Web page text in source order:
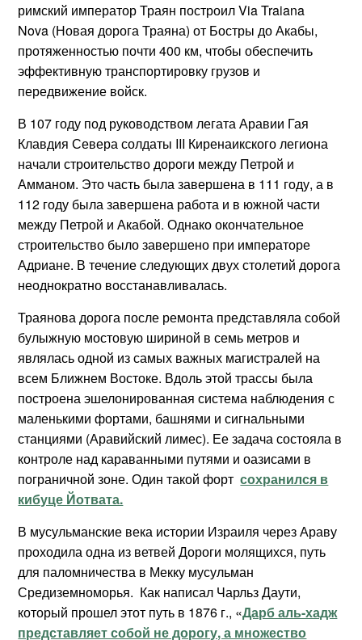
римский император Траян построил Via Traiana
Nova (Новая дорога Траяна) от Бостры до Акабы,
протяженностью почти 400 км, чтобы обеспечить
эффективную транспортировку грузов и
передвижение войск.
В 107 году под руководством легата Аравии Гая
Клавдия Севера солдаты III Киренаикского легиона
начали строительство дороги между Петрой и
Амманом. Это часть была завершена в 111 году, а в
112 году была завершена работа и в южной части
между Петрой и Акабой. Однако окончательное
строительство было завершено при императоре
Адриане. В течение следующих двух столетий дорога
неоднократно восстанавливалась.
Траянова дорога после ремонта представляла собой
булыжную мостовую шириной в семь метров и
являлась одной из самых важных магистралей на
всем Ближнем Востоке. Вдоль этой трассы была
построена эшелонированная система наблюдения с
маленькими фортами, башнями и сигнальными
станциями (Аравийский лимес). Ее задача состояла в
контроле над караванными путями и оазисами в
пограничной зоне. Один такой фортсохранился в
кибуце Йотвата.
В мусульманские века истории Израиля через Араву
проходила одна из ветвей Дороги молящихся, путь
для паломничества в Мекку мусульман
Средиземноморья. Как написал Чарльз Даути,
который прошел этот путь в 1876 г., «Дарб аль-хадж
представляет собой не дорогу, а множество